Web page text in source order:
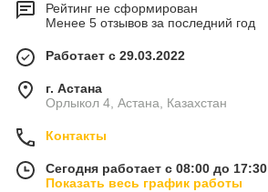
Рейтинг не сформирован
Менее 5 отзывов за последний год
Работает с 29.03.2022
г. Астана
Орлыкол 4, Астана, Казахстан
Контакты
Сегодня работает с 08:00 до 17:30
Показать весь график работы